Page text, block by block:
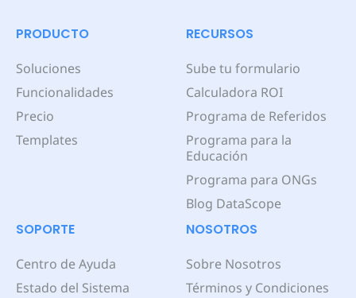
PRODUCTO
Soluciones
Funcionalidades
Precio
Templates
RECURSOS
Sube tu formulario
Calculadora ROI
Programa de Referidos
Programa para la
Educación
Programa para ONGs
Blog DataScope
SOPORTE
Centro de Ayuda
Estado del Sistema
NOSOTROS
Sobre Nosotros
Términos y Condiciones